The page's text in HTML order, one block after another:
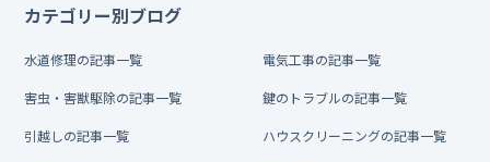
カテゴリー別ブログ
水道修理の記事一覧 電気工事の記事一覧
害虫・害獣駆除の記事一覧 鍵のトラブルの記事一覧
引越しの記事一覧 ハウスクリーニングの記事一覧